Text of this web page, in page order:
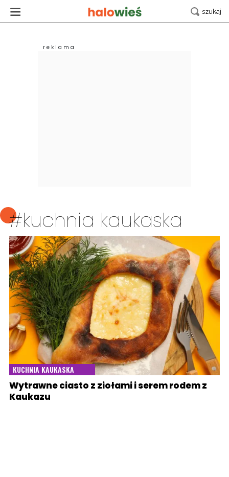
#kuchnia kaukaska
KUCHNIA KAUKASKA
Wytrawne ciasto z ziołami i serem rodem z
Kaukazu